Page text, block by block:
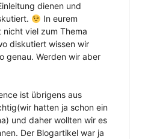
dienen und
In eurem
viel zum Thema
diskutiert wissen wir
genau. Werden wir aber
ist übrigens aus
hatten ja schon ein
und daher wollten wir es
Der Blogartikel war ja